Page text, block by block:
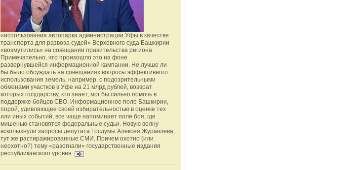
«использования автопарка администрации Уфы в качестве
транспорта для развоза судей» Верховного суда Башкирии
«возмутились» на совещании правительства региона.
Примечательно, что произошло это на фоне
развернувшейся информационной кампании. Не лучше ли
бы было обсуждать на совещаниях вопросы эффективного
использования земель, например, с подозрительными
обменами участков в Уфе на 21 млрд рублей, возврат
которых государству, кто знает, мог бы сильно помочь в
поддержке бойцов СВО. Информационное поле Башкирии,
порой, удивляющее своей избирательностью в оценке тех
или иных событий, все чаще напоминает поле боя, где
мишенью становятся федеральные судьи. Новую волну
всколыхнули запросы депутата Госдумы Алексея Журавлева,
тут же растиражированные СМИ. Причем охотно (или
неохотно?) тему «разогнали» государственные издания
республиканского уровня.